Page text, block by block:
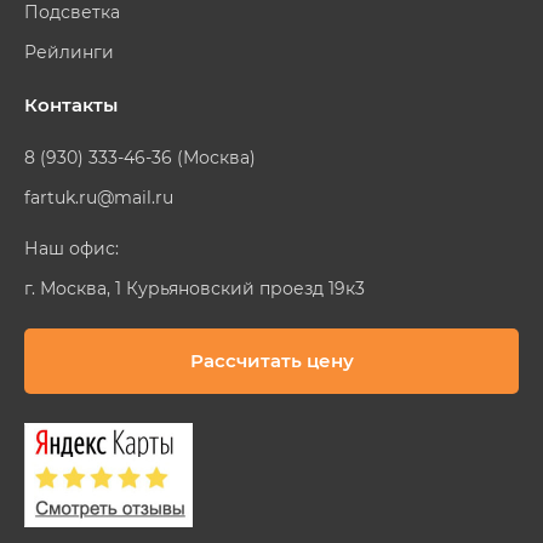
Подсветка
Рейлинги
Контакты
8 (930) 333-46-36 (Москва)
fartuk.ru@mail.ru
Наш офис:
г. Москва, 1 Курьяновский проезд 19к3
Рассчитать цену